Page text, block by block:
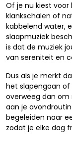
Of je nu kiest voor
klankschalen of
kabbelend water,
slaapmuziek
is dat de muziek
van sereniteit en
Dus als je merkt
het slapengaan of
overweeg dan
aan je
begeleiden naar
zodat je elke dag